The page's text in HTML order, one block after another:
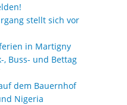
stellt sich vor
in Martigny
, Buss- und Bettag
dem Bauernhof
Nigeria